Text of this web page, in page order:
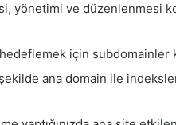
yönetimi ve düzenlenmesi
için subdomainler
ana domain ile